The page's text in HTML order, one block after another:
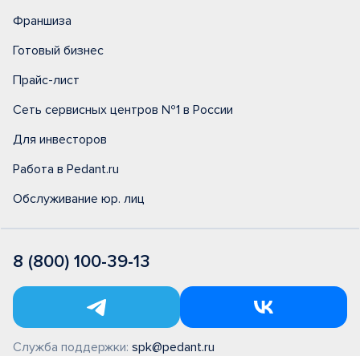
Франшиза
Готовый бизнес
Прайс-лист
Сеть сервисных центров №1 в России
Для инвесторов
Работа в Pedant.ru
Обслуживание юр. лиц
8 (800) 100-39-13
Служба поддержки: spk@pedant.ru